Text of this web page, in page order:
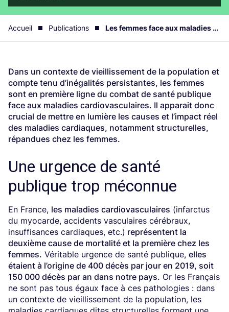
Accueil Publications Les femmes face aux maladies cardiaques structurelles
Dans un contexte de vieillissement de la population et
compte tenu d’inégalités persistantes, les femmes
sont en première ligne du combat de santé publique
face aux maladies cardiovasculaires. Il apparait donc
crucial de mettre en lumière les causes et l’impact réel
des maladies cardiaques, notamment structurelles,
répandues chez les femmes.
Une urgence de santé
publique trop méconnue
En France, les maladies cardiovasculaires (infarctus
du myocarde, accidents vasculaires cérébraux,
insuffisances cardiaques, etc.) représentent la
deuxième cause de mortalité et la pre­mière chez les
femmes. Véritable urgence de santé publique, elles
étaient à l’origine de 400 décès par jour en 2019, soit
150 000 décès par an dans notre pays. Or les Français
ne sont pas tous égaux face à ces pathologies : dans
un contexte de vieillissement de la population, les